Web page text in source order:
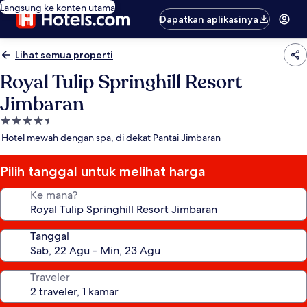
Langsung ke konten utama
Dapatkan aplikasinya
Lihat semua properti
Royal Tulip Springhill Resort
Jimbaran
Properti
bintang
Hotel mewah dengan spa, di dekat Pantai Jimbaran
Pilih tanggal untuk melihat harga
Ke mana?
Tanggal
Traveler